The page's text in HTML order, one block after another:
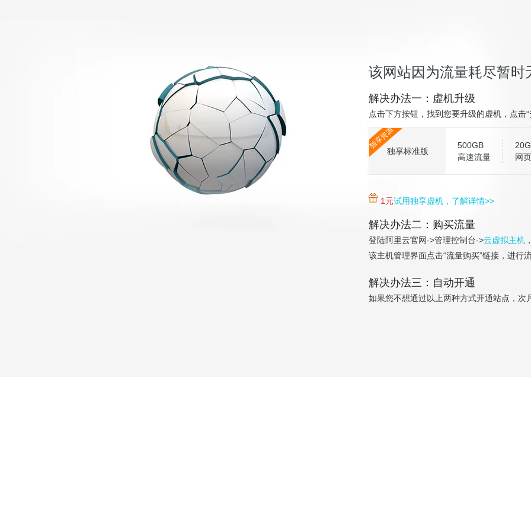
该网站因为流量耗尽暂时
解决办法一：虚机升级
点击下方按钮，找到您要升级的虚机，点击
独享资源
独享标准版
500GB
高速流量
网
1元试用独享虚机，了解详情>>
解决办法二：购买流量
登陆阿里云官网->管理控制台->云虚拟主机
该主机管理界面点击“流量购买”链接，进行
解决办法三：自动开通
如果您不想通过以上两种方式开通站点，次